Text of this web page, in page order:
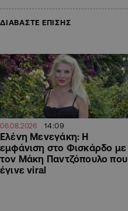
ΔΙΑΒΑΣΤΕ ΕΠΙΣΗΣ
06.08.2026 14:09
Ελένη Μενεγάκη: Η
εμφάνιση στο Φισκάρδο με
τον Μάκη Παντζόπουλο που
έγινε viral